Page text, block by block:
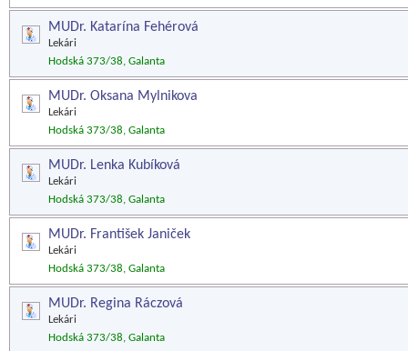
MUDr. Katarína Fehérová
Lekári
Hodská 373/38, Galanta
MUDr. Oksana Mylnikova
Lekári
Hodská 373/38, Galanta
MUDr. Lenka Kubíková
Lekári
Hodská 373/38, Galanta
MUDr. František Janiček
Lekári
Hodská 373/38, Galanta
MUDr. Regina Ráczová
Lekári
Hodská 373/38, Galanta